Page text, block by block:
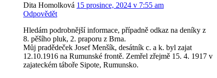
Dita Homolková 15 prosince, 2024 v 7:55 am
Odpovědět
Hledám podrobnější informace, případně odkaz na deníky z
8. pěšího pluk, 2. praporu z Brna.
Můj pradědeček Josef Menšík, desátník c. a k. byl zajat
12.10.1916 na Rumunské frontě. Zemřel zřejmě 15. 4. 1917 v
zajateckém táboře Sipote, Rumunsko.